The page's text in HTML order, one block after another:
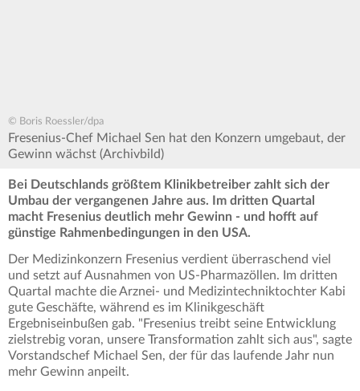
© Boris Roessler/dpa
Fresenius-Chef Michael Sen hat den Konzern umgebaut, der
Gewinn wächst (Archivbild)
Bei Deutschlands größtem Klinikbetreiber zahlt sich der
Umbau der vergangenen Jahre aus. Im dritten Quartal
macht Fresenius deutlich mehr Gewinn - und hofft auf
günstige Rahmenbedingungen in den USA.
Der Medizinkonzern Fresenius verdient überraschend viel
und setzt auf Ausnahmen von US-Pharmazöllen. Im dritten
Quartal machte die Arznei- und Medizintechniktochter Kabi
gute Geschäfte, während es im Klinikgeschäft
Ergebniseinbußen gab. "Fresenius treibt seine Entwicklung
zielstrebig voran, unsere Transformation zahlt sich aus", sagte
Vorstandschef Michael Sen, der für das laufende Jahr nun
mehr Gewinn anpeilt.